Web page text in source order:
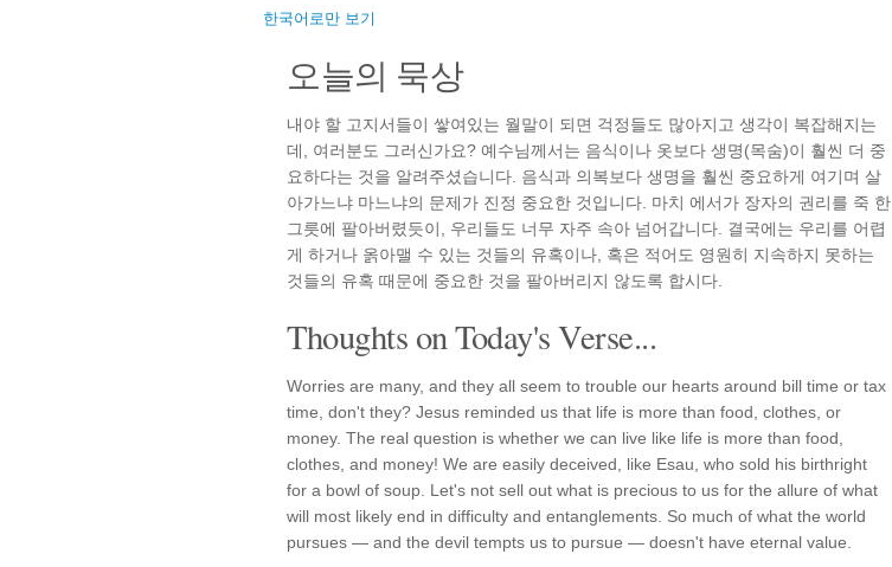
한국어로만 보기
오늘의 묵상
내야 할 고지서들이 쌓여있는 월말이 되면 걱정들도 많아지고 생각이 복잡해지는
데, 여러분도 그러신가요? 예수님께서는 음식이나 옷보다 생명(목숨)이 훨씬 더 중
요하다는 것을 알려주셨습니다. 음식과 의복보다 생명을 훨씬 중요하게 여기며 살
아가느냐 마느냐의 문제가 진정 중요한 것입니다. 마치 에서가 장자의 권리를 죽 한
그릇에 팔아버렸듯이, 우리들도 너무 자주 속아 넘어갑니다. 결국에는 우리를 어렵
게 하거나 옭아맬 수 있는 것들의 유혹이나, 혹은 적어도 영원히 지속하지 못하는
것들의 유혹 때문에 중요한 것을 팔아버리지 않도록 합시다.
Thoughts on Today's Verse...
Worries are many, and they all seem to trouble our hearts around bill time or tax
time, don't they? Jesus reminded us that life is more than food, clothes, or
money. The real question is whether we can live like life is more than food,
clothes, and money! We are easily deceived, like Esau, who sold his birthright
for a bowl of soup. Let's not sell out what is precious to us for the allure of what
will most likely end in difficulty and entanglements. So much of what the world
pursues — and the devil tempts us to pursue — doesn't have eternal value.